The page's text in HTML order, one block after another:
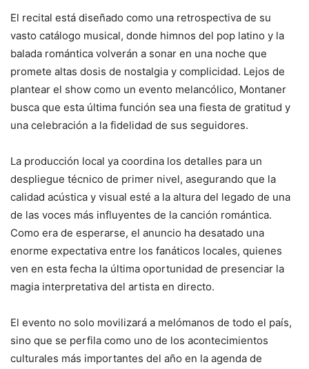
El recital está diseñado como una retrospectiva de su
vasto catálogo musical, donde himnos del pop latino y la
balada romántica volverán a sonar en una noche que
promete altas dosis de nostalgia y complicidad. Lejos de
plantear el show como un evento melancólico, Montaner
busca que esta última función sea una fiesta de gratitud y
una celebración a la fidelidad de sus seguidores.
La producción local ya coordina los detalles para un
despliegue técnico de primer nivel, asegurando que la
calidad acústica y visual esté a la altura del legado de una
de las voces más influyentes de la canción romántica.
Como era de esperarse, el anuncio ha desatado una
enorme expectativa entre los fanáticos locales, quienes
ven en esta fecha la última oportunidad de presenciar la
magia interpretativa del artista en directo.
El evento no solo movilizará a melómanos de todo el país,
sino que se perfila como uno de los acontecimientos
culturales más importantes del año en la agenda de